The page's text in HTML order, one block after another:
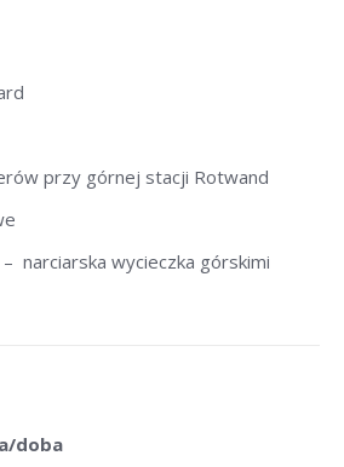
przy górnej stacji Rotwand
narciarska wycieczka górskimi
doba